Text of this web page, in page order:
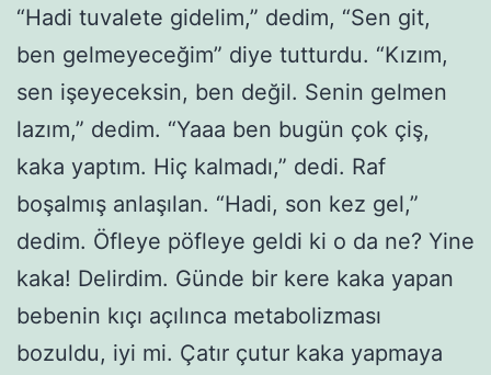
“Hadi tuvalete gidelim,” dedim, “Sen git,
ben gelmeyeceğim” diye tutturdu. “Kızım,
sen işeyeceksin, ben değil. Senin gelmen
lazım,” dedim. “Yaaa ben bugün çok çiş,
kaka yaptım. Hiç kalmadı,” dedi. Raf
boşalmış anlaşılan. “Hadi, son kez gel,”
dedim. Öfleye pöfleye geldi ki o da ne? Yine
kaka! Delirdim. Günde bir kere kaka yapan
bebenin kıçı açılınca metabolizması
bozuldu, iyi mi. Çatır çutur kaka yapmaya